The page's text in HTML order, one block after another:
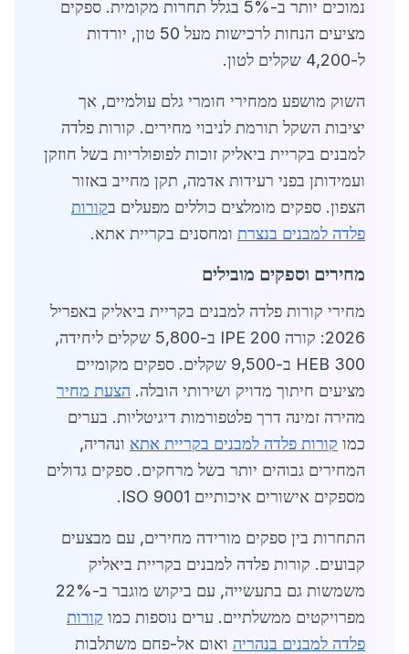
נמוכים יותר ב-5% בגלל תחרות מקומית. ספקים
מציעים הנחות לרכישות מעל 50 טון, יורדות
ל-4,200 שקלים לטון.
השוק מושפע ממחירי חומרי גלם עולמיים, אך
יציבות השקל תורמת לניבוי מחירים. קורות פלדה
למבנים בקריית ביאליק זוכות לפופולריות בשל חוזקן
ועמידותן בפני רעידות אדמה, תקן מחייב באזור
הצפון. ספקים מומלצים כוללים מפעלים בקורות
פלדה למבנים בנצרת ומחסנים בקריית אתא.
מחירים וספקים מובילים
מחירי קורות פלדה למבנים בקריית ביאליק באפריל
2026: קורה IPE 200 ב-5,800 שקלים ליחידה,
HEB 300 ב-9,500 שקלים. ספקים מקומיים
מציעים חיתוך מדויק ושירותי הובלה. הצעת מחיר
מהירה זמינה דרך פלטפורמות דיגיטליות. בערים
כמו קורות פלדה למבנים בקריית אתא ונהריה,
המחירים גבוהים יותר בשל מרחקים. ספקים גדולים
מספקים אישורים איכותיים ISO 9001.
התחרות בין ספקים מורידה מחירים, עם מבצעים
קבועים. קורות פלדה למבנים בקריית ביאליק
משמשות גם בתעשייה, עם ביקוש מוגבר ב-22%
מפרויקטים ממשלתיים. ערים נוספות כמו קורות
פלדה למבנים בנהריה ואום אל-פחם משתלבות